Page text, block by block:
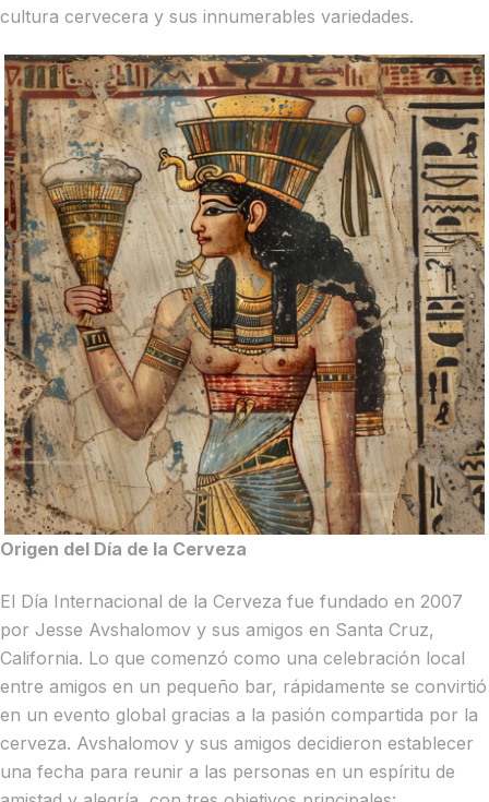
cultura cervecera y sus innumerables variedades.
Origen del Día de la Cerveza
El Día Internacional de la Cerveza fue fundado en 2007
por Jesse Avshalomov y sus amigos en Santa Cruz,
California. Lo que comenzó como una celebración local
entre amigos en un pequeño bar, rápidamente se convirtió
en un evento global gracias a la pasión compartida por la
cerveza. Avshalomov y sus amigos decidieron establecer
una fecha para reunir a las personas en un espíritu de